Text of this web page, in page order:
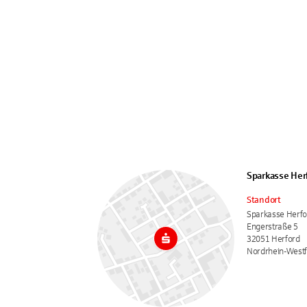
Sparkasse
Standort
Sparkasse
Engerstraße 5
32051 Herford
Nordrhein-